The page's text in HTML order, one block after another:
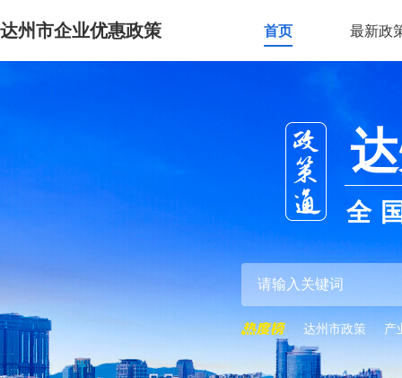
达州市企业优惠政策 首页 最新政
全
达州市政策 产